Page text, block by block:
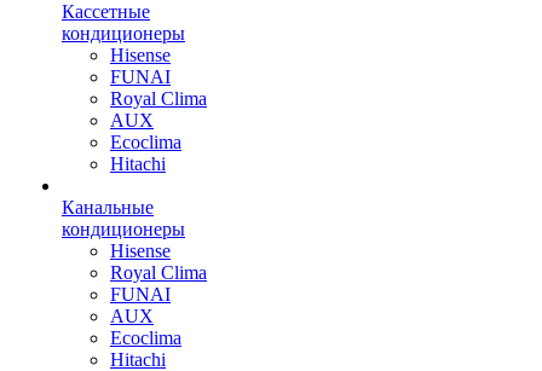
Кассетные
кондиционеры
Hisense
FUNAI
Royal Clima
AUX
Ecoclima
Hitachi
Канальные
кондиционеры
Hisense
Royal Clima
FUNAI
AUX
Ecoclima
Hitachi